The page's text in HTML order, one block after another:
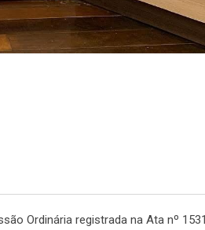
Ordinária registrada na Ata nº